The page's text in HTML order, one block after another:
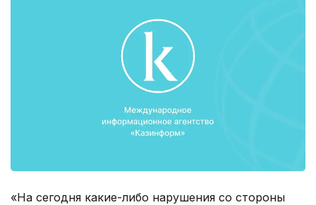
«На сегодня какие-либо нарушения со стороны